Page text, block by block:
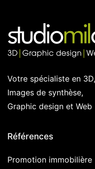
Votre spécialiste en 3D,
Images de synthèse,
Graphic design et Web
Références
Promotion immobilière